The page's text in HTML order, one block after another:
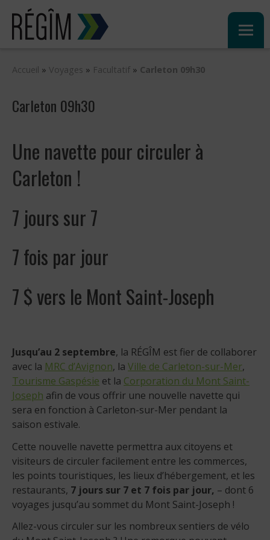
Sauter
contenu
Accueil » Voyages » Facultatif » Carleton 09h30
Carleton 09h30
Une navette pour circuler à
Carleton !
7 jours sur 7
7 fois par jour
7 $ vers le Mont Saint-Joseph
Jusqu’au 2 septembre, la RÉGÎM est fier de collaborer
avec la MRC d’Avignon, la Ville de Carleton-sur-Mer,
Tourisme Gaspésie et la Corporation du Mont Saint-
Joseph afin de vous offrir une nouvelle navette qui
sera en fonction à Carleton-sur-Mer pendant la
saison estivale.
Cette nouvelle navette permettra aux citoyens et
visiteurs de circuler facilement entre les commerces,
les points touristiques, les lieux d’hébergement, et les
restaurants, 7 jours sur 7 et 7 fois par jour, – dont 6
voyages jusqu’au sommet du Mont Saint-Joseph !
Allez-vous circuler sur les nombreux sentiers de vélo